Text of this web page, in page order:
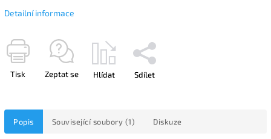
Detailní informace
Tisk Zeptat se Hlídat Sdílet
Popis Související soubory (1) Diskuze